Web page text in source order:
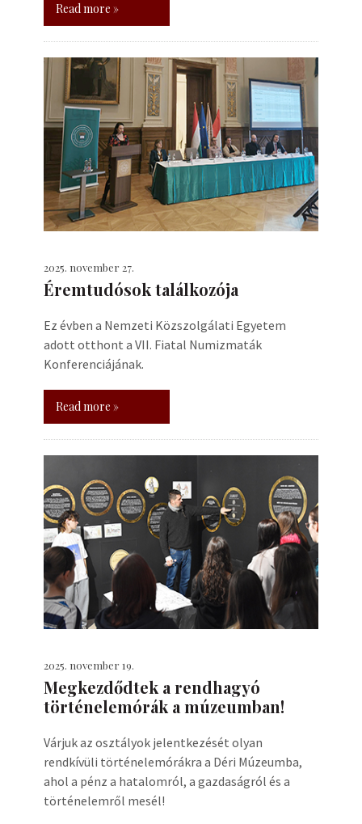
Read more »
2025. november 27.
Éremtudósok találkozója
Ez évben a Nemzeti Közszolgálati Egyetem
adott otthont a VII. Fiatal Numizmaták
Konferenciájának.
Read more »
2025. november 19.
Megkezdődtek a rendhagyó
történelemórák a múzeumban!
Várjuk az osztályok jelentkezését olyan
rendkívüli történelemórákra a Déri Múzeumba,
ahol a pénz a hatalomról, a gazdaságról és a
történelemről mesél!